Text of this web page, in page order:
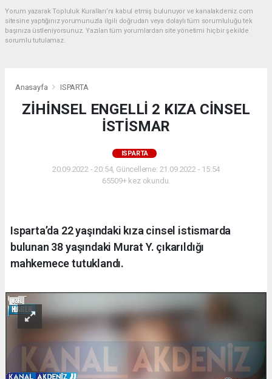
Yorum yazarak Topluluk Kuralları’nı kabul etmiş bulunuyor ve kanalakdeniz.com
sitesine yaptığınız yorumunuzla ilgili doğrudan veya dolaylı tüm sorumluluğu tek
başınıza üstleniyorsunuz. Yazılan tüm yorumlardan site yönetimi hiçbir şekilde
sorumlu tutulamaz.
Anasayfa ISPARTA
ZİHİNSEL ENGELLİ 2 KIZA CİNSEL
İSTİSMAR
ISPARTA
20.09.2022 - 20:54, Güncelleme: 21.09.2022 - 15:54
65509+ kez okundu.
Isparta’da 22 yaşındaki kıza cinsel istismarda
bulunan 38 yaşındaki Murat Y. çıkarıldığı
mahkemece tutuklandı.